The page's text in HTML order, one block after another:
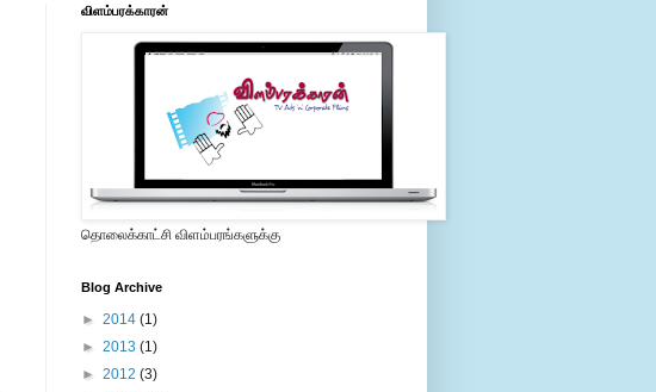
விளம்பரக்காரன்
தொலைக்காட்சி விளம்பரங்களுக்கு
Blog Archive
► 2014 (1)
► 2013 (1)
► 2012 (3)